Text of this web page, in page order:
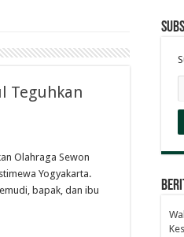
Teguhkan
Olahraga Sewon
Yogyakarta.
bapak, dan ibu